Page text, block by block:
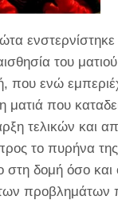
του
που ενώ
που
τελικών και
το πυρήνα
στη δομή όσο